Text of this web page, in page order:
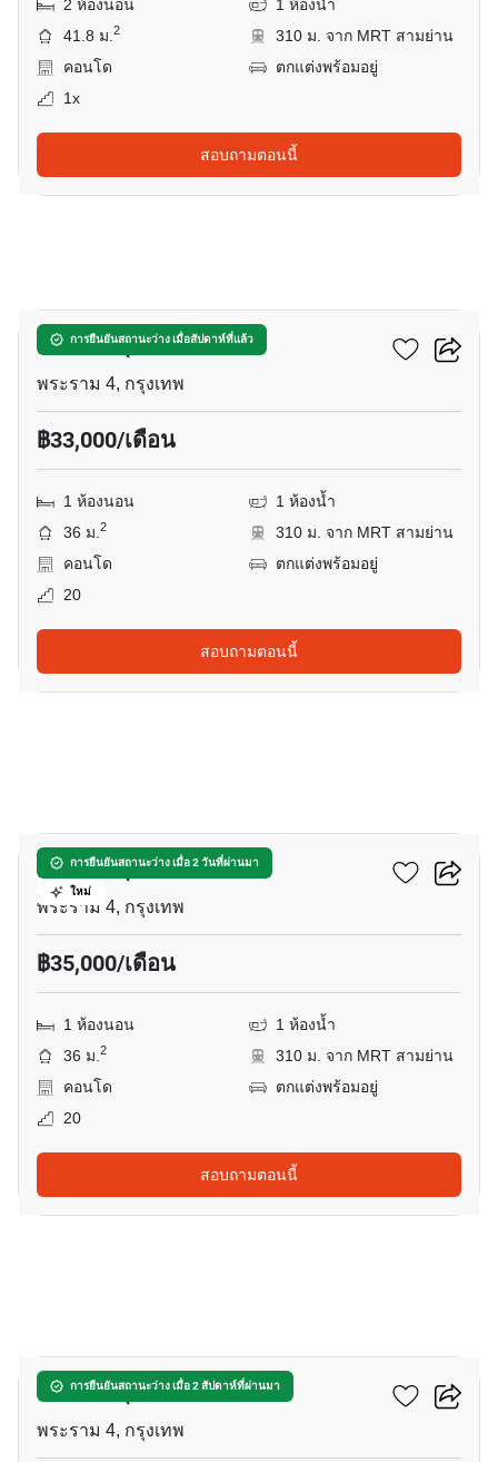
2 ห้องนอน
1 ห้องน้ำ
41.8 ม.2
310 ม. จาก MRT สามย่าน
คอนโด
ตกแต่งพร้อมอยู่
1x
สอบถามตอนนี้
การยืนยันสถานะว่าง เมื่อสัปดาห์ที่แล้ว
คัลเจอร์ จุฬา
พระราม 4, กรุงเทพ
฿33,000/เดือน
1 ห้องนอน
1 ห้องน้ำ
36 ม.2
310 ม. จาก MRT สามย่าน
คอนโด
ตกแต่งพร้อมอยู่
20
สอบถามตอนนี้
การยืนยันสถานะว่าง เมื่อ 2 วันที่ผ่านมา
ใหม่
คัลเจอร์ จุฬา
พระราม 4, กรุงเทพ
฿35,000/เดือน
1 ห้องนอน
1 ห้องน้ำ
36 ม.2
310 ม. จาก MRT สามย่าน
คอนโด
ตกแต่งพร้อมอยู่
20
สอบถามตอนนี้
การยืนยันสถานะว่าง เมื่อ 2 สัปดาห์ที่ผ่านมา
คัลเจอร์ จุฬา
พระราม 4, กรุงเทพ